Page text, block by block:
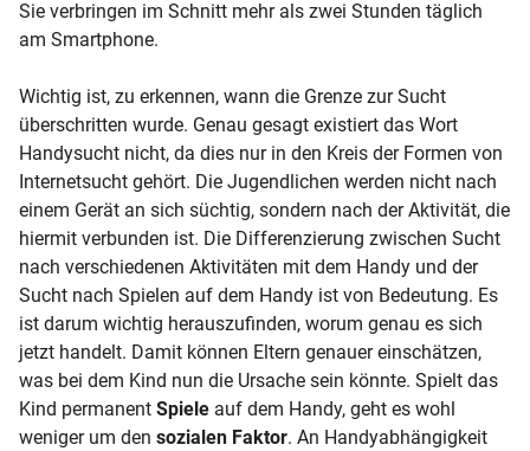
Sie verbringen im Schnitt mehr als zwei Stunden täglich
am Smartphone.
Wichtig ist, zu erkennen, wann die Grenze zur Sucht
überschritten wurde. Genau gesagt existiert das Wort
Handysucht nicht, da dies nur in den Kreis der Formen von
Internetsucht gehört. Die Jugendlichen werden nicht nach
einem Gerät an sich süchtig, sondern nach der Aktivität, die
hiermit verbunden ist. Die Differenzierung zwischen Sucht
nach verschiedenen Aktivitäten mit dem Handy und der
Sucht nach Spielen auf dem Handy ist von Bedeutung. Es
ist darum wichtig herauszufinden, worum genau es sich
jetzt handelt. Damit können Eltern genauer einschätzen,
was bei dem Kind nun die Ursache sein könnte. Spielt das
Kind permanent Spiele auf dem Handy, geht es wohl
weniger um den sozialen Faktor. An Handyabhängigkeit